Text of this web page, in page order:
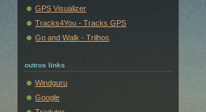
GPS Visualizer
Tracks4You - Tracks GPS
Go and Walk - Trilhos
outros links
Windguru
Google